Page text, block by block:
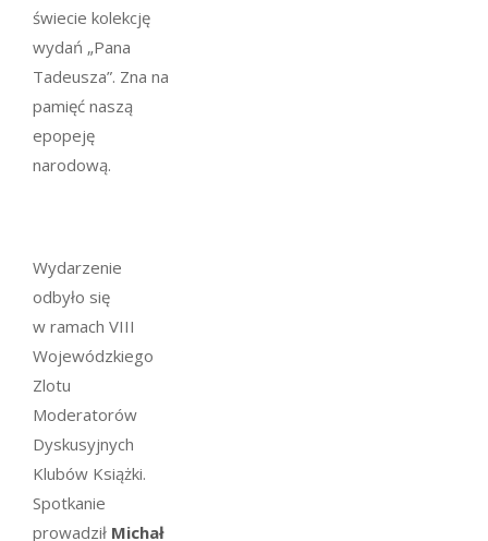
świecie kolekcję
wydań „Pana
Tadeusza”. Zna na
pamięć naszą
epopeję
narodową.
Wydarzenie
odbyło się
w ramach VIII
Wojewódzkiego
Zlotu
Moderatorów
Dyskusyjnych
Klubów Książki.
Spotkanie
prowadził Michał